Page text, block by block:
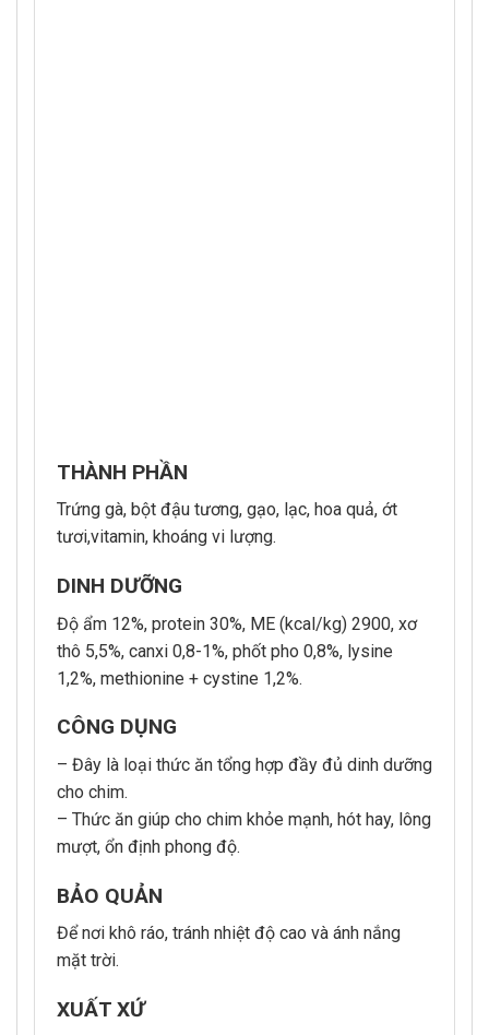
THÀNH PHẦN
Trứng gà, bột đậu tương, gạo, lạc, hoa quả, ớt
tươi,vitamin, khoáng vi lượng.
DINH DƯỠNG
Độ ẩm 12%, protein 30%, ME (kcal/kg) 2900, xơ
thô 5,5%, canxi 0,8-1%, phốt pho 0,8%, lysine
1,2%, methionine + cystine 1,2%.
CÔNG DỤNG
– Đây là loại thức ăn tổng hợp đầy đủ dinh dưỡng
cho chim.
– Thức ăn giúp cho chim khỏe mạnh, hót hay, lông
mượt, ổn định phong độ.
BẢO QUẢN
Để nơi khô ráo, tránh nhiệt độ cao và ánh nắng
mặt trời.
XUẤT XỨ